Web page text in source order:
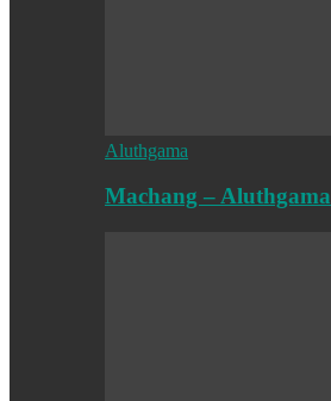
Aluthgama
Machang – Aluthgama